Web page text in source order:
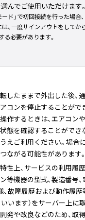
んでご使用いただけます。
ド」で初回接続を行った場合
は、一度サインアウトをしてか
る必要があります。
したままで外出した後、
コンを停止することがで
作するときは、エアコン
態を確認することができ
えご利用ください。場合
ながる可能性があります。
性上、サービスの利用履歴
等機器の型式、製造番号、
、故障履歴および動作履歴
いいます）をサーバー上に
発や改良などのため、取